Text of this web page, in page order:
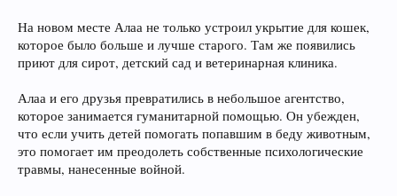
На новом месте Алаа не только устроил укрытие для кошек,
которое было больше и лучше старого. Там же появились
приют для сирот, детский сад и ветеринарная клиника.
Алаа и его друзья превратились в небольшое агентство,
которое занимается гуманитарной помощью. Он убежден,
что если учить детей помогать попавшим в беду животным,
это помогает им преодолеть собственные психологические
травмы, нанесенные войной.